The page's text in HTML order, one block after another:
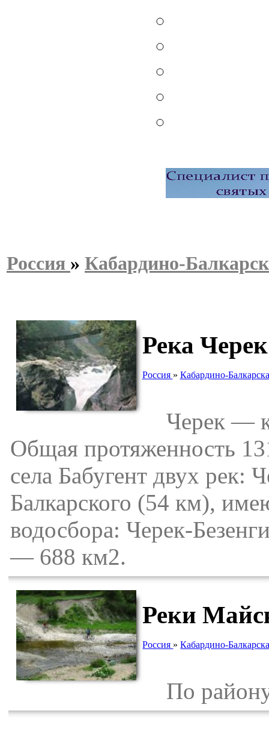
Россия » Кабардино-
Река Черек
Россия » Кабардино-
Черек —
Общая протя­женность
села Бабугент двух рек:
Балкарского (54 км),
водосбора: Черек-
— 688 км2.
Реки
Россия »Кабардино-
По району